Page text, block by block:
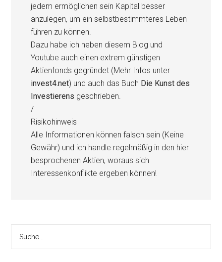
jedem ermöglichen sein Kapital besser
anzulegen, um ein selbstbestimmteres Leben
führen zu können.
Dazu habe ich neben diesem Blog und
Youtube auch einen extrem günstigen
Aktienfonds gegründet (Mehr Infos unter
invest4.net) und auch das Buch Die Kunst des
Investierens geschrieben.
/
Risikohinweis
Alle Informationen können falsch sein (Keine
Gewähr) und ich handle regelmäßig in den hier
besprochenen Aktien, woraus sich
Interessenkonflikte ergeben können!